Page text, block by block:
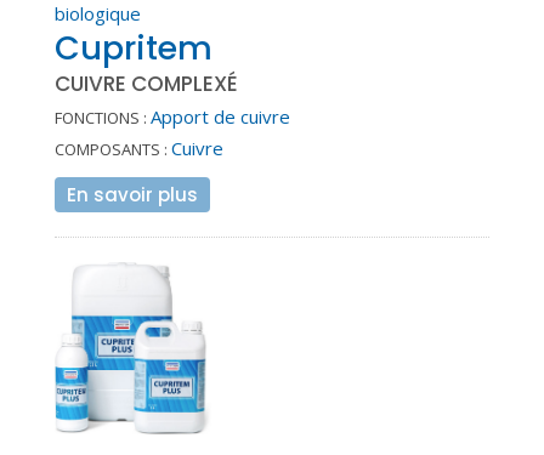
biologique
Cupritem
CUIVRE COMPLEXÉ
FONCTIONS : Apport de cuivre
COMPOSANTS : Cuivre
En savoir plus